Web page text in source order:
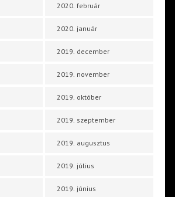
2020. február
2020. január
2019. december
2019. november
2019. október
2019. szeptember
2019. augusztus
2019. július
2019. június